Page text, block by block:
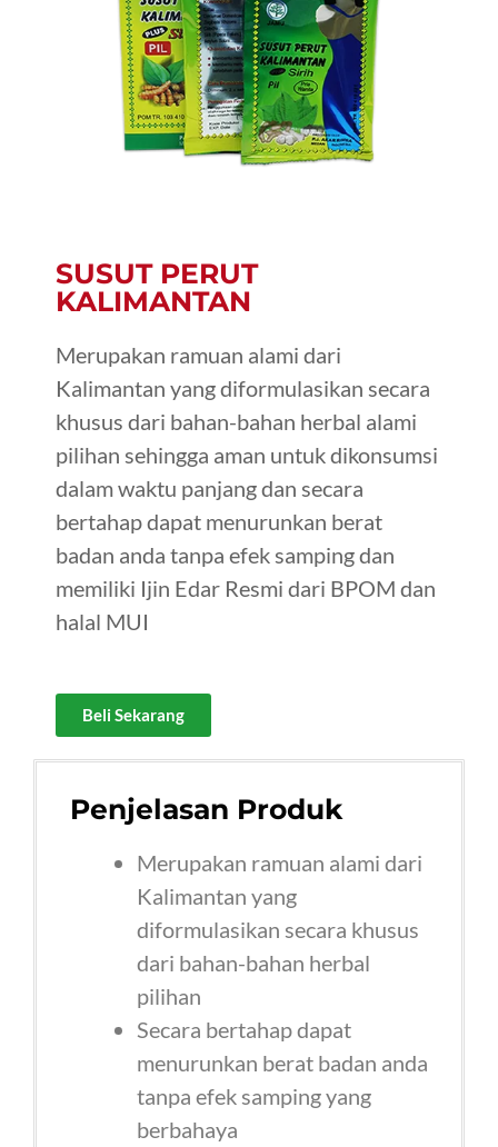
SUSUT PERUT
KALIMANTAN
Merupakan ramuan alami dari
Kalimantan yang diformulasikan secara
khusus dari bahan-bahan herbal alami
pilihan sehingga aman untuk dikonsumsi
dalam waktu panjang dan secara
bertahap dapat menurunkan berat
badan anda tanpa efek samping dan
memiliki Ijin Edar Resmi dari BPOM dan
halal MUI
Beli Sekarang
Penjelasan Produk
Merupakan ramuan alami dari
Kalimantan yang
diformulasikan secara khusus
dari bahan-bahan herbal
pilihan
Secara bertahap dapat
menurunkan berat badan anda
tanpa efek samping yang
berbahaya